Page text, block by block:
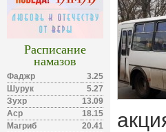
Расписание
намазов
Фаджр
3.25
Шурук
5.27
Зухр
13.09
Аср
18.15
Магриб
20.41